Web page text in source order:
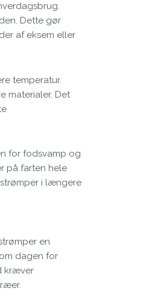
Dette gør
af eksem eller
temperatur.
materialer. Det
for fodsvamp og
på farten hele
i længere
en
dagen for
kræver